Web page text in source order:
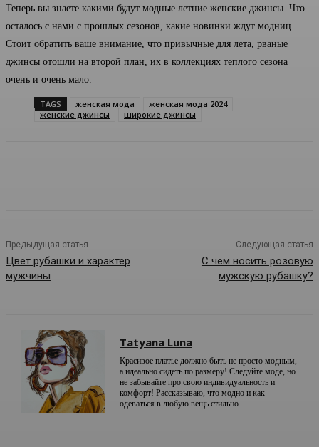
Теперь вы знаете какими будут модные летние женские джинсы. Что
осталось с нами с прошлых сезонов, какие новинки ждут модниц.
Стоит обратить ваше внимание, что привычные для лета, рваные
джинсы отошли на второй план, их в коллекциях теплого сезона
очень и очень мало.
TAGS женская мода
женская мода 2024
женские джинсы
широкие джинсы
Предыдущая статья
Цвет рубашки и характер
мужчины
Следующая статья
С чем носить розовую
мужскую рубашку?
Tatyana Luna
Красивое платье должно быть не просто модным,
а идеально сидеть по размеру! Следуйте моде, но
не забывайте про свою индивидуальность и
комфорт! Рассказываю, что модно и как
одеваться в любую вещь стильно.